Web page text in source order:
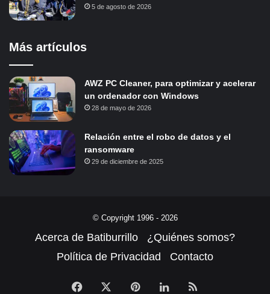
5 de agosto de 2026
Más artículos
AWZ PC Cleaner, para optimizar y acelerar
un ordenador con Windows
28 de mayo de 2026
Relación entre el robo de datos y el
ransomware
29 de diciembre de 2025
© Copyright 1996 - 2026
Acerca de Batiburrillo
¿Quiénes somos?
Política de Privacidad
Contacto
Facebook PinterestLinkedInRSS